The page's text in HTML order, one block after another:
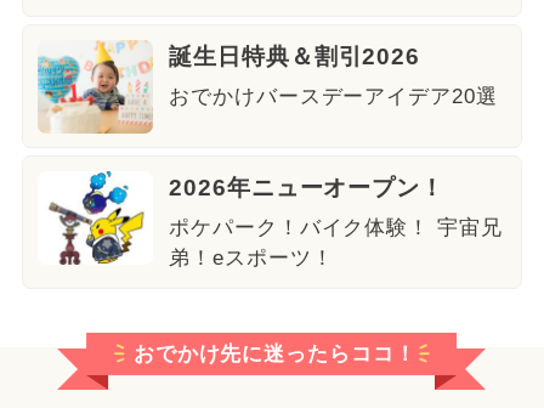
誕生日特典＆割引2026
おでかけバースデーアイデア20選
2026年ニューオープン！
ポケパーク！バイク体験！ 宇宙兄
弟！eスポーツ！
おでかけ先に迷ったらココ！